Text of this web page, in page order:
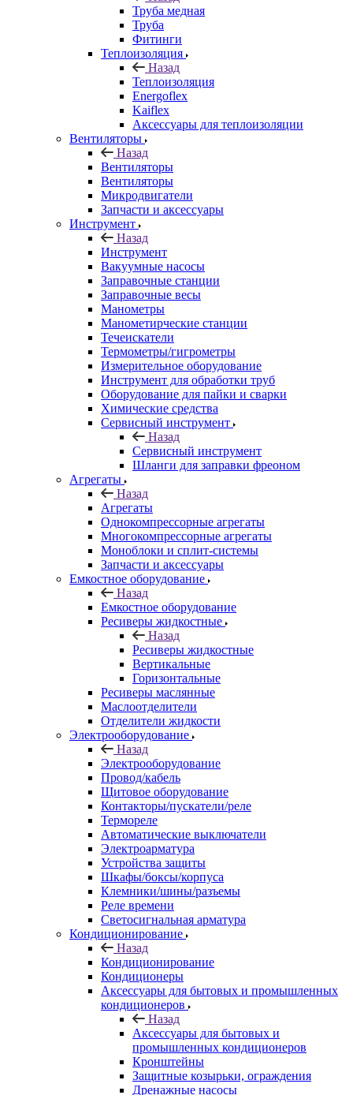
Труба медная
Труба
Фитинги
Теплоизоляция
Назад
Теплоизоляция
Energoflex
Kaiflex
Аксессуары для теплоизоляции
Вентиляторы
Назад
Вентиляторы
Вентиляторы
Микродвигатели
Запчасти и аксессуары
Инструмент
Назад
Инструмент
Вакуумные насосы
Заправочные станции
Заправочные весы
Манометры
Манометирческие станции
Течеискатели
Термометры/гигрометры
Измерительное оборудование
Инструмент для обработки труб
Оборудование для пайки и сварки
Химические средства
Сервисный инструмент
Назад
Сервисный инструмент
Шланги для заправки фреоном
Агрегаты
Назад
Агрегаты
Однокомпрессорные агрегаты
Многокомпрессорные агрегаты
Моноблоки и сплит-системы
Запчасти и аксессуары
Емкостное оборудование
Назад
Емкостное оборудование
Ресиверы жидкостные
Назад
Ресиверы жидкостные
Вертикальные
Горизонтальные
Ресиверы маслянные
Маслоотделители
Отделители жидкости
Электрооборудование
Назад
Электрооборудование
Провод/кабель
Щитовое оборудование
Контакторы/пускатели/реле
Термореле
Автоматические выключатели
Электроарматура
Устройства защиты
Шкафы/боксы/корпуса
Клемники/шины/разъемы
Реле времени
Светосигнальная арматура
Кондиционирование
Назад
Кондиционирование
Кондиционеры
Аксессуары для бытовых и промышленных
кондиционеров
Назад
Аксессуары для бытовых и
промышленных кондиционеров
Кронштейны
Защитные козырьки, ограждения
Дренажные насосы